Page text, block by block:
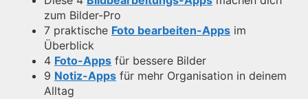
zum Bilder-Pro
7 praktische Foto bearbeiten-Apps im
Überblick
4 Foto-Apps für bessere Bilder
9 Notiz-Apps für mehr Organisation in deinem
Alltag